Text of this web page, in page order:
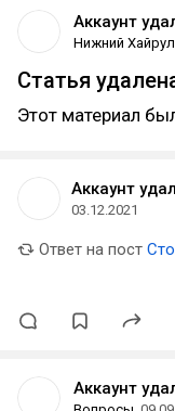
Аккаунт
Нижний
Статья
Этот материал
Аккаунт
03.12.2021
Ответ на пост
Аккаунт